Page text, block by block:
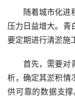
随着城市化进
压力日益增大。青
要定期进行清淤施
首先，需要对
析，确定其淤积情
供可靠的数据支